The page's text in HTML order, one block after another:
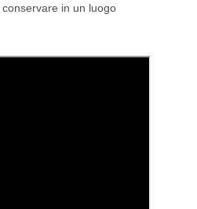
in un luogo